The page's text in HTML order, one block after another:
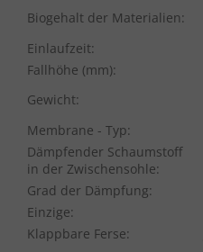
Biogehalt der Materialien:
Einlaufzeit:
Fallhöhe (mm):
Gewicht:
Membrane - Typ:
Dämpfender Schaumstoff
in der Zwischensohle:
Grad der Dämpfung:
Einzige:
Klappbare Ferse: